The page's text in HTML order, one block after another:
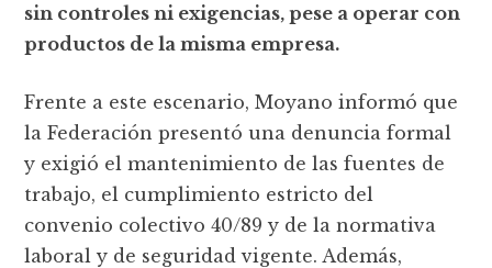
sin controles ni exigencias, pese a operar con
productos de la misma empresa.
Frente a este escenario, Moyano informó que
la Federación presentó una denuncia formal
y exigió el mantenimiento de las fuentes de
trabajo, el cumplimiento estricto del
convenio colectivo 40/89 y de la normativa
laboral y de seguridad vigente. Además,